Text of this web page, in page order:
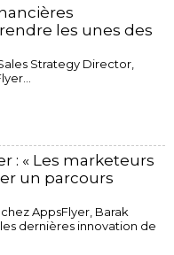
les unes des
Strategy Director,
: « Les marketeurs
un parcours
AppsFlyer, ​Barak
dernières innovation de